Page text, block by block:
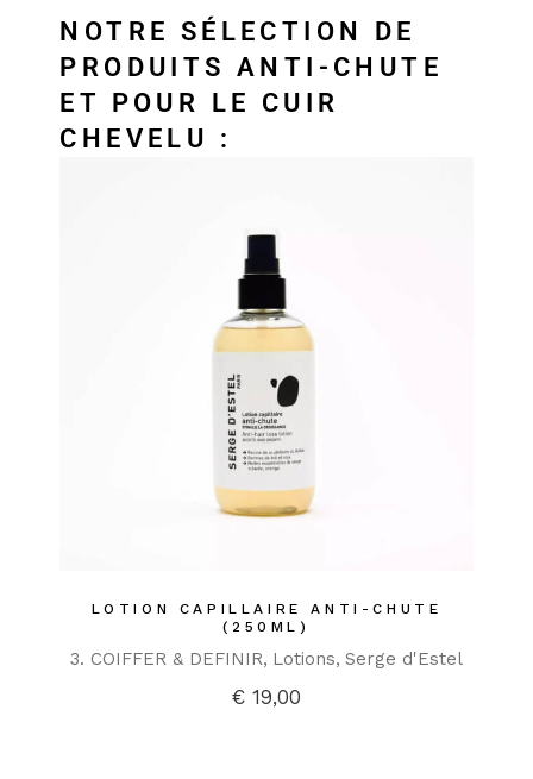
NOTRE SÉLECTION DE
PRODUITS ANTI-CHUTE
ET POUR LE CUIR
CHEVELU :
LOTION CAPILLAIRE ANTI-CHUTE
(250ML)
3. COIFFER & DEFINIR Lotions Serge d'Estel
€ 19,00